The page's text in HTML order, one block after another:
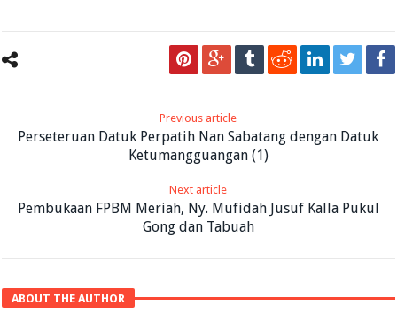
Previous article
Perseteruan Datuk Perpatih Nan Sabatang dengan Datuk
Ketumangguangan (1)
Next article
Pembukaan FPBM Meriah, Ny. Mufidah Jusuf Kalla Pukul
Gong dan Tabuah
ABOUT THE AUTHOR